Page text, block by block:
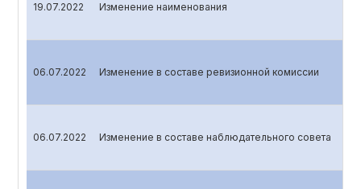
19.07.2022 Изменение наименования
06.07.2022 Изменение в составе ревизионной комиссии
06.07.2022 Изменение в составе наблюдательного совета